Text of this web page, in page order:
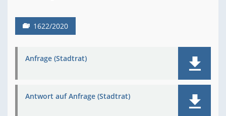
1622/2020
Anfrage (Stadtrat)
Antwort auf Anfrage (Stadtrat)